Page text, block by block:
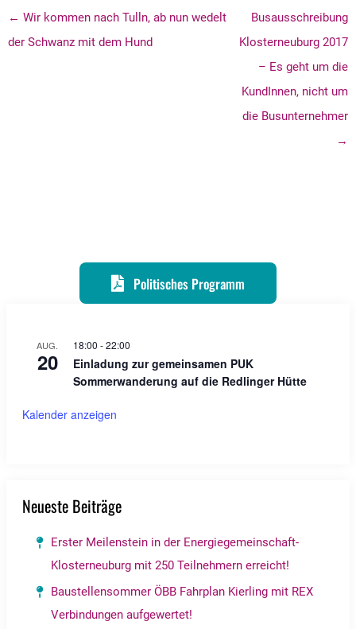
← Wir kommen nach Tulln, ab nun wedelt
der Schwanz mit dem Hund
Busausschreibung
Klosterneuburg 2017
– Es geht um die
KundInnen, nicht um
die Busunternehmer
→
Politisches Programm
AUG.
20
18:00 -22:00
Einladung zur gemeinsamen PUK
Sommerwanderung auf die Redlinger Hütte
Kalender anzeigen
Neueste Beiträge
Erster Meilenstein in der Energiegemeinschaft-
Klosterneuburg mit 250 Teilnehmern erreicht!
Baustellensommer ÖBB Fahrplan Kierling mit REX
Verbindungen aufgewertet!